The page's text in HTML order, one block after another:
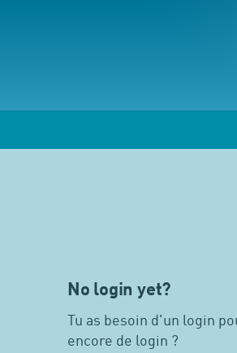
No login yet?
Tu as besoin d'un login
encore de login ?